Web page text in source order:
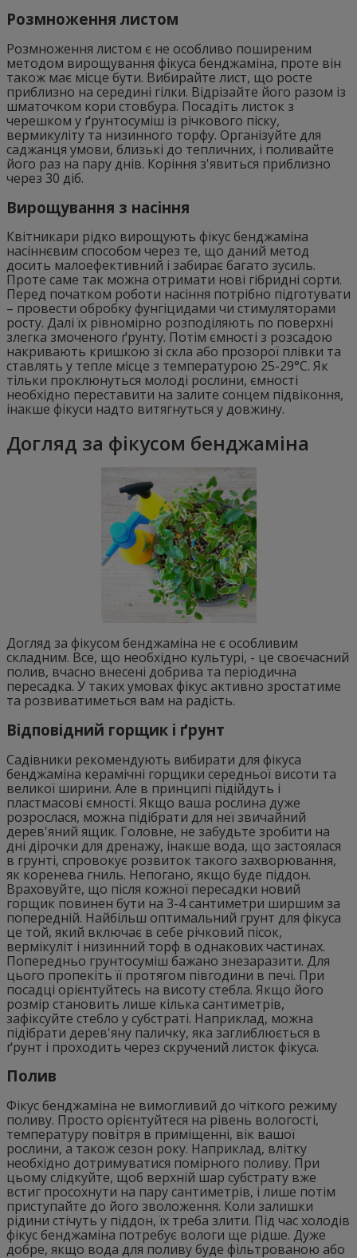
Розмноження листом
Розмноження листом є не особливо поширеним
методом вирощування фікуса бенджаміна, проте він
також має місце бути. Вибирайте лист, що росте
приблизно на середині гілки. Відрізайте його разом із
шматочком кори стовбура. Посадіть листок з
черешком у ґрунтосуміш із річкового піску,
вермикуліту та низинного торфу. Організуйте для
саджанця умови, близькі до тепличних, і поливайте
його раз на пару днів. Коріння з'явиться приблизно
через 30 діб.
Вирощування з насіння
Квітникари рідко вирощують фікус бенджаміна
насіннєвим способом через те, що даний метод
досить малоефективний і забирає багато зусиль.
Проте саме так можна отримати нові гібридні сорти.
Перед початком роботи насіння потрібно підготувати
– провести обробку фунгіцидами чи стимуляторами
росту. Далі їх рівномірно розподіляють по поверхні
злегка змоченого ґрунту. Потім ємності з розсадою
накривають кришкою зі скла або прозорої плівки та
ставлять у тепле місце з температурою 25-29°C. Як
тільки проклюнуться молоді рослини, ємності
необхідно переставити на залите сонцем підвіконня,
інакше фікуси надто витягнуться у довжину.
Догляд за фікусом бенджаміна
Догляд за фікусом бенджаміна не є особливим
складним. Все, що необхідно культурі, - це своєчасний
полив, вчасно внесені добрива та періодична
пересадка. У таких умовах фікус активно зростатиме
та розвиватиметься вам на радість.
Відповідний горщик і ґрунт
Садівники рекомендують вибирати для фікуса
бенджаміна керамічні горщики середньої висоти та
великої ширини. Але в принципі підійдуть і
пластмасові ємності. Якщо ваша рослина дуже
розрослася, можна підібрати для неї звичайний
дерев'яний ящик. Головне, не забудьте зробити на
дні дірочки для дренажу, інакше вода, що застоялася
в грунті, спровокує розвиток такого захворювання,
як коренева гниль. Непогано, якщо буде піддон.
Враховуйте, що після кожної пересадки новий
горщик повинен бути на 3-4 сантиметри ширшим за
попередній. Найбільш оптимальний грунт для фікуса
це той, який включає в себе річковий пісок,
вермікуліт і низинний торф в однакових частинах.
Попередньо грунтосуміш бажано знезаразити. Для
цього пропекіть її протягом півгодини в печі. При
посадці орієнтуйтесь на висоту стебла. Якщо його
розмір становить лише кілька сантиметрів,
зафіксуйте стебло у субстраті. Наприклад, можна
підібрати дерев'яну паличку, яка заглиблюється в
ґрунт і проходить через скручений листок фікуса.
Полив
Фікус бенджаміна не вимогливий до чіткого режиму
поливу. Просто орієнтуйтеся на рівень вологості,
температуру повітря в приміщенні, вік вашої
рослини, а також сезон року. Наприклад, влітку
необхідно дотримуватися помірного поливу. При
цьому слідкуйте, щоб верхній шар субстрату вже
встиг просохнути на пару сантиметрів, і лише потім
приступайте до його зволоження. Коли залишки
рідини стічуть у піддон, їх треба злити. Під час холодів
фікус бенджаміна потребує вологи ще рідше. Дуже
добре, якщо вода для поливу буде фільтрованою або